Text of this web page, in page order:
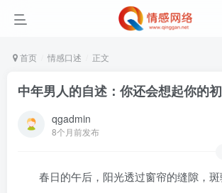
首页 情感口述 正文
中年男人的自述：你还会想起你的
qgadmin
8个月前发布
春日的午后，‌阳光透过窗帘的缝隙，‌斑